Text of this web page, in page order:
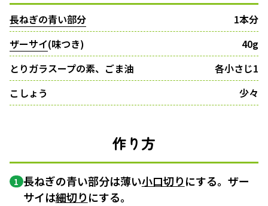
長ねぎの青い部分
1本分
ザーサイ(味つき)
40g
とりガラスープの素、ごま油
各小さじ1
こしょう
少々
作り方
1 長ねぎの青い部分は薄い小口切りにする。ザー
サイは細切りにする。